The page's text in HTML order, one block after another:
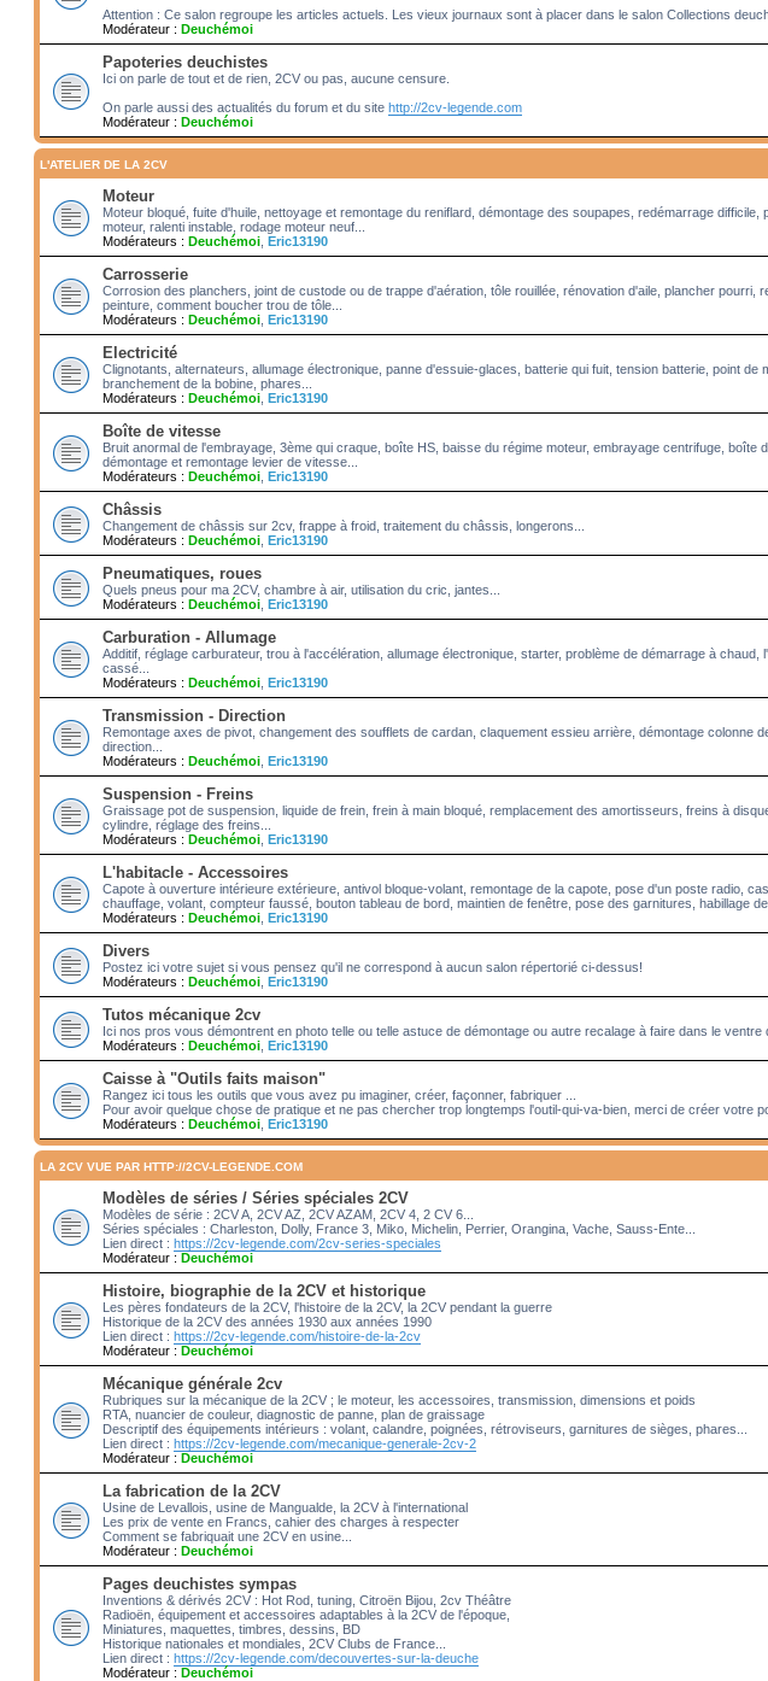
Attention : Ce salon regroupe les articles actuels. Les vieux journaux sont à placer dans le salon Collections
Modérateur : Deuchémoi
Papoteries deuchistes
Ici on parle de tout et de rien, 2CV ou pas, aucune censure.
On parle aussi des actualités du forum et du site http://2cv-legende.com
Modérateur : Deuchémoi
L'ATELIER DE LA 2CV
Moteur
Moteur bloqué, fuite d'huile, nettoyage et remontage du reniflard, démontage des soupapes, redémarrage
moteur, ralenti instable, rodage moteur neuf...
Modérateurs : Deuchémoi, Eric13190
Carrosserie
Corrosion des planchers, joint de custode ou de trappe d'aération, tôle rouillée, rénovation d'aile, plancher pourri,
peinture, comment boucher trou de tôle...
Modérateurs : Deuchémoi, Eric13190
Electricité
Clignotants, alternateurs, allumage électronique, panne d'essuie-glaces, batterie qui fuit, tension batterie, point de
branchement de la bobine, phares...
Modérateurs : Deuchémoi, Eric13190
Boîte de vitesse
Bruit anormal de l'embrayage, 3ème qui craque, boîte HS, baisse du régime moteur, embrayage centrifuge, boîte
démontage et remontage levier de vitesse...
Modérateurs : Deuchémoi, Eric13190
Châssis
Changement de châssis sur 2cv, frappe à froid, traitement du châssis, longerons...
Modérateurs : Deuchémoi, Eric13190
Pneumatiques, roues
Quels pneus pour ma 2CV, chambre à air, utilisation du cric, jantes...
Modérateurs : Deuchémoi, Eric13190
Carburation - Allumage
Additif, réglage carburateur, trou à l'accélération, allumage électronique, starter, problème de démarrage à
cassé...
Modérateurs : Deuchémoi, Eric13190
Transmission - Direction
Remontage axes de pivot, changement des soufflets de cardan, claquement essieu arrière, démontage colonne
direction...
Modérateurs : Deuchémoi, Eric13190
Suspension - Freins
Graissage pot de suspension, liquide de frein, frein à main bloqué, remplacement des amortisseurs, freins à
cylindre, réglage des freins...
Modérateurs : Deuchémoi, Eric13190
L'habitacle - Accessoires
Capote à ouverture intérieure extérieure, antivol bloque-volant, remontage de la capote, pose d'un poste radio,
chauffage, volant, compteur faussé, bouton tableau de bord, maintien de fenêtre, pose des garnitures, habillage de
Modérateurs : Deuchémoi, Eric13190
Divers
Postez ici votre sujet si vous pensez qu'il ne correspond à aucun salon répertorié ci-dessus!
Modérateurs : Deuchémoi, Eric13190
Tutos mécanique 2cv
Ici nos pros vous démontrent en photo telle ou telle astuce de démontage ou autre recalage à faire dans le ventre
Modérateurs : Deuchémoi, Eric13190
Caisse à "Outils faits maison"
Rangez ici tous les outils que vous avez pu imaginer, créer, façonner, fabriquer ...
Pour avoir quelque chose de pratique et ne pas chercher trop longtemps l'outil-qui-va-bien, merci de créer votre
Modérateurs : Deuchémoi, Eric13190
LA 2CV VUE PAR HTTP://2CV-LEGENDE.COM
Modèles de séries / Séries spéciales 2CV
Modèles de série : 2CV A, 2CV AZ, 2CV AZAM, 2CV 4, 2 CV 6...
Séries spéciales : Charleston, Dolly, France 3, Miko, Michelin, Perrier, Orangina, Vache, Sauss-Ente...
Lien direct : https://2cv-legende.com/2cv-series-speciales
Modérateur : Deuchémoi
Histoire, biographie de la 2CV et historique
Les pères fondateurs de la 2CV, l'histoire de la 2CV, la 2CV pendant la guerre
Historique de la 2CV des années 1930 aux années 1990
Lien direct : https://2cv-legende.com/histoire-de-la-2cv
Modérateur : Deuchémoi
Mécanique générale 2cv
Rubriques sur la mécanique de la 2CV ; le moteur, les accessoires, transmission, dimensions et poids
RTA, nuancier de couleur, diagnostic de panne, plan de graissage
Descriptif des équipements intérieurs : volant, calandre, poignées, rétroviseurs, garnitures de sièges, phares...
Lien direct : https://2cv-legende.com/mecanique-generale-2cv-2
Modérateur : Deuchémoi
La fabrication de la 2CV
Usine de Levallois, usine de Mangualde, la 2CV à l'international
Les prix de vente en Francs, cahier des charges à respecter
Comment se fabriquait une 2CV en usine...
Modérateur : Deuchémoi
Pages deuchistes sympas
Inventions & dérivés 2CV : Hot Rod, tuning, Citroën Bijou, 2cv Théâtre
Radioën, équipement et accessoires adaptables à la 2CV de l'époque,
Miniatures, maquettes, timbres, dessins, BD
Historique nationales et mondiales, 2CV Clubs de France...
Lien direct : https://2cv-legende.com/decouvertes-sur-la-deuche
Modérateur : Deuchémoi